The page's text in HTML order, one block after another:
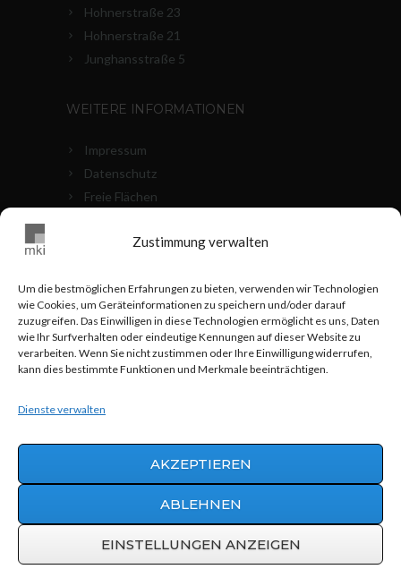
Zustimmung verwalten
Um die bestmöglichen Erfahrungen zu bieten, verwenden wir Technologien
wie Cookies, um Geräteinformationen zu speichern und/oder darauf
zuzugreifen. Das Einwilligen in diese Technologien ermöglicht es uns, Daten
wie Ihr Surfverhalten oder eindeutige Kennungen auf dieser Website zu
verarbeiten. Wenn Sie nicht zustimmen oder Ihre Einwilligung widerrufen,
kann dies bestimmte Funktionen und Merkmale beeinträchtigen.
Dienste verwalten
AKZEPTIEREN
ABLEHNEN
EINSTELLUNGEN ANZEIGEN
Hohnerstraße 23
Hohnerstraße 21
Junghansstraße 5
WEITERE INFORMATIONEN
Impressum
Datenschutz
Freie Flächen
MKI VOR ORT
0711 - 24 83 517
Hohnerstraße 25 70469 Stuttgart
Werbeagentur AWEOS© 2015 | MKI
Grundbesitz GmbH & Co.
Vermögensverwaltungs KG |info@mki-